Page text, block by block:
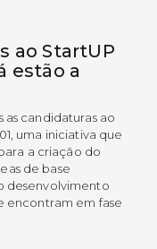
ao StartUP
estão a
as candidaturas ao
uma iniciativa que
a criação do
de base
desenvolvimento
encontram em fase